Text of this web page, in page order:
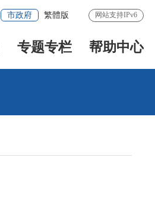
市政府 繁體版 网站支持IPv6
专题专栏 帮助中心